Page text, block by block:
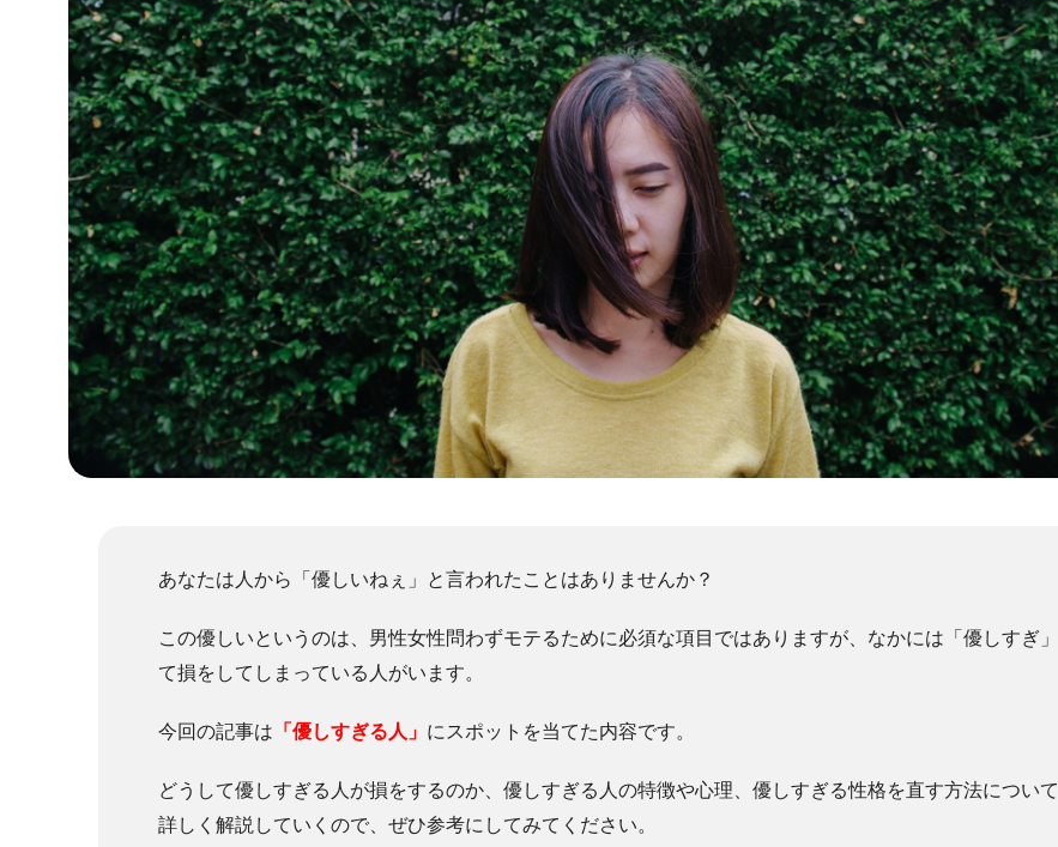
あなたは人から「優しいねぇ」と言われたことはありませんか？
この優しいというのは、男性女性問わずモテるために必須な項目ではありますが、なかには「優しすぎ」
て損をしてしまっている人がいます。
今回の記事は 「優しすぎる人」 にスポットを当てた内容です。
どうして優しすぎる人が損をするのか、優しすぎる人の特徴や心理、優しすぎる性格を直す方法について
詳しく解説していくので、ぜひ参考にしてみてください。